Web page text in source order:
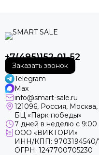
+7(495)152-01-52
Заказать звонок
Telegram
Max
info@smart-sale.ru
121096, Россия,
БЦ «Парк победы»
7 дней в неделю с 9:00
ООО «ВИКТОРИ»
ИНН/КПП: 9703194540/
ОГРН: 1247700705230